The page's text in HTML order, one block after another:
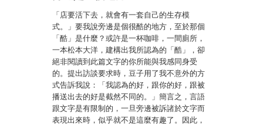
「店要活下去，就會有一套自己的生存模
式。」要我說旁邊是個很酷的地方，至於那個
「酷」是什麼？或許是一杯咖啡，一間廁所，
一本松本大洋，建構出我所認為的「酷」，卻
絕非閱讀到此篇文字的你所能與我感同身受
的。提出訪談要求時，豆子用了我不意外的方
式告訴我說：「我認為的好，跟你的好，跟被
播送出去的好是截然不同的。」簡言之，言語
跟文字是有限制的，一旦旁邊被訴諸於文字而
表現出來時，似乎就不是這麼有趣了。因此，